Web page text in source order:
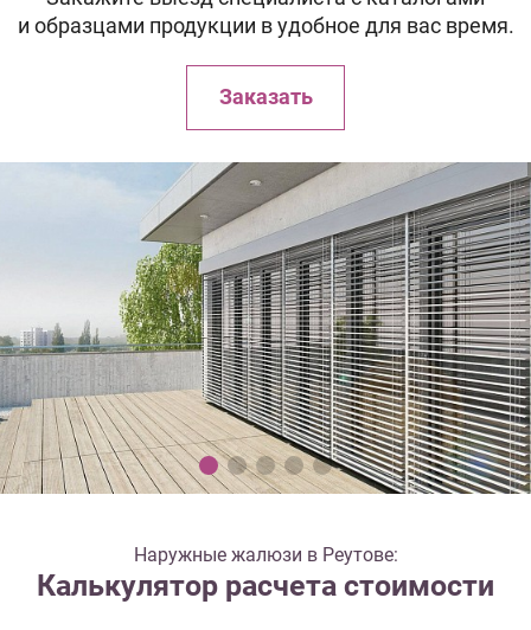
и образцами продукции в удобное для вас время.
Заказать
Наружные жалюзи в Реутове:
Калькулятор расчета стоимости